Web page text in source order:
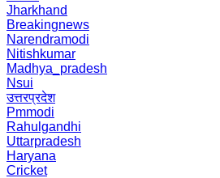
Jharkhand
Breakingnews
Narendramodi
Nitishkumar
Madhya_pradesh
Nsui
उत्तरप्रदेश
Pmmodi
Rahulgandhi
Uttarpradesh
Haryana
Cricket